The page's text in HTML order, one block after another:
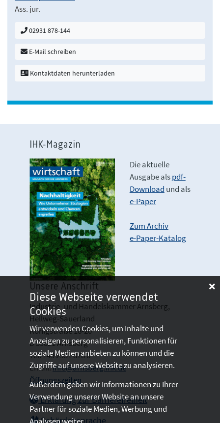
Ass. jur.
02931 878-144
E-Mail schreiben
Kontaktdaten herunterladen
IHK-Magazin
Die aktuelle
Ausgabe alspdf-
Download und als
e-Paper
Zum Archiv
e-Paper-Katalog
Unsere Anschrift
Industrie- und Handelskammer Arnsberg,
Hellweg-Sauerland
Königstraße 18-20
D 59821 Arnsberg
Tel: +49 2931 878 0
Email:info@arnsberg.ihk.de
Öffnungszeiten
Erklärung zur Barrierefreiheit
Gebärdensprache
Diese Webseite verwendet
Cookies
Wir verwenden Cookies, um Inhalte und
Anzeigen zu personalisieren, Funktionen für
soziale Medien anbieten zu können und die
Zugriffe auf unsere Website zu analysieren.
Außerdem geben wir Informationen zu Ihrer
Verwendung unserer Website an unsere
Partner für soziale Medien, Werbung und